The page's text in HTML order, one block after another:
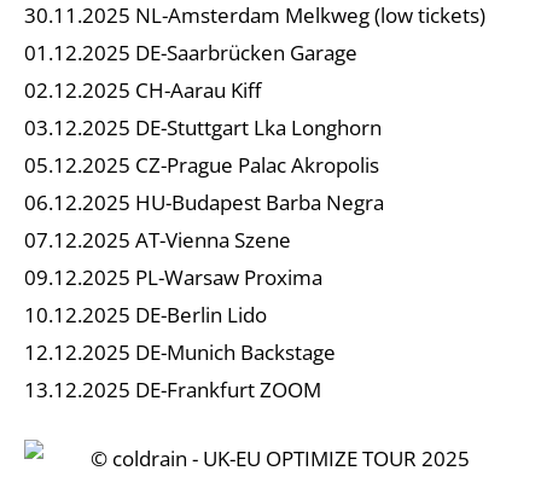
30.11.2025 NL-Amsterdam Melkweg (low tickets)
01.12.2025 DE-Saarbrücken Garage
02.12.2025 CH-Aarau Kiff
03.12.2025 DE-Stuttgart Lka Longhorn
05.12.2025 CZ-Prague Palac Akropolis
06.12.2025 HU-Budapest Barba Negra
07.12.2025 AT-Vienna Szene
09.12.2025 PL-Warsaw Proxima
10.12.2025 DE-Berlin Lido
12.12.2025 DE-Munich Backstage
13.12.2025 DE-Frankfurt ZOOM